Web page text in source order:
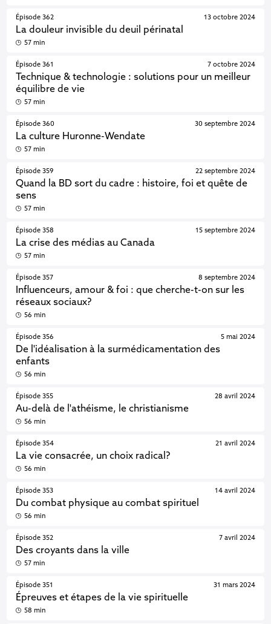
Épisode 362
La douleur invisible du deuil périnatal
13 octobre 2024
57 min
Épisode 361
Technique & technologie : solutions pour un meilleur
équilibre de vie
7 octobre 2024
57 min
Épisode 360
La culture Huronne-Wendate
30 septembre 2024
57 min
Épisode 359
Quand la BD sort du cadre : histoire, foi et quête de
sens
22 septembre 2024
57 min
Épisode 358
La crise des médias au Canada
15 septembre 2024
57 min
Épisode 357
Influenceurs, amour & foi : que cherche-t-on sur les
réseaux sociaux?
8 septembre 2024
56 min
Épisode 356
De l'idéalisation à la surmédicamentation des
enfants
5 mai 2024
56 min
Épisode 355
Au-delà de l'athéisme, le christianisme
28 avril 2024
56 min
Épisode 354
La vie consacrée, un choix radical?
21 avril 2024
56 min
Épisode 353
Du combat physique au combat spirituel
14 avril 2024
56 min
Épisode 352
Des croyants dans la ville
7 avril 2024
57 min
Épisode 351
Épreuves et étapes de la vie spirituelle
31 mars 2024
58 min